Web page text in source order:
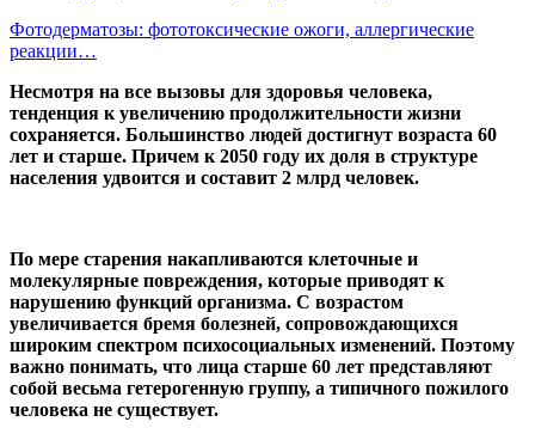
Фотодерматозы: фототоксические ожоги, аллергические
реакции…
Несмотря на все вызовы для здоровья человека,
тенденция к увеличению продолжительности жизни
сохраняется. Большинство людей достигнут возраста 60
лет и старше. Причем к 2050 году их доля в структуре
населения удвоится и составит 2 млрд человек.
По мере старения накапливаются клеточные и
молекулярные повреждения, которые приводят к
нарушению функций организма. С возрастом
увеличивается бремя болезней, сопровождающихся
широким спектром психосоциальных изменений. Поэтому
важно понимать, что лица старше 60 лет представляют
собой весьма гетерогенную группу, а типичного пожилого
человека не существует.